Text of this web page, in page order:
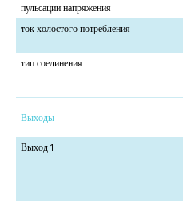
пульсации напряжения
ток холостого потребления
тип соединения
Выходы
Выход 1